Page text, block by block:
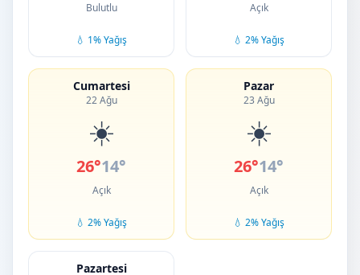
Bulutlu
💧 1% Yağış
Açık
💧 2% Yağış
Cumartesi
22 Ağu
☀️
26°14°
Açık
💧 2% Yağış
Pazar
23 Ağu
☀️
26°14°
Açık
💧 2% Yağış
Pazartesi